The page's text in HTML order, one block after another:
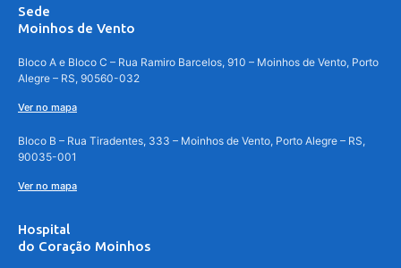
Sede
Moinhos de Vento
Bloco A e Bloco C – Rua Ramiro Barcelos, 910 – Moinhos de Vento, Porto
Alegre – RS, 90560-032
Ver no mapa
Bloco B – Rua Tiradentes, 333 – Moinhos de Vento, Porto Alegre – RS,
90035-001
Ver no mapa
Hospital
do Coração Moinhos